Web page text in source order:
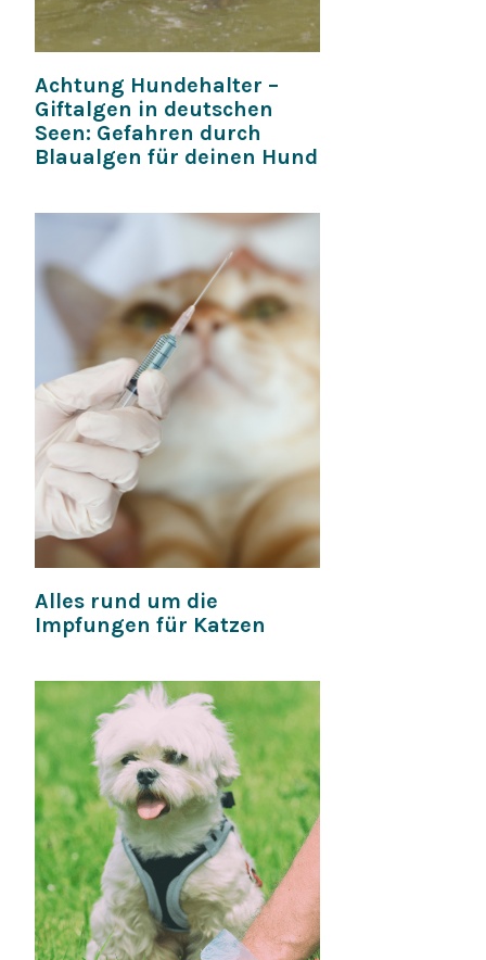
Achtung Hundehalter –
Giftalgen in deutschen
Seen: Gefahren durch
Blaualgen für deinen Hund
Alles rund um die
Impfungen für Katzen